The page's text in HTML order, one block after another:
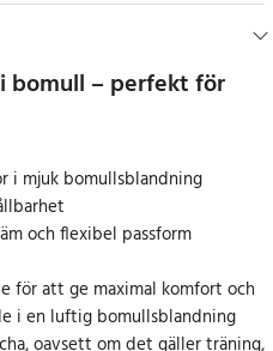
bomull – perfekt för
i mjuk bomullsblandning
och flexibel passform
för att ge maximal komfort och
i en luftig bomullsblandning
oavsett om det gäller träning,